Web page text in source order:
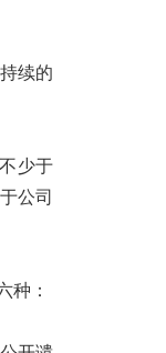
续的
少于
公司
种：